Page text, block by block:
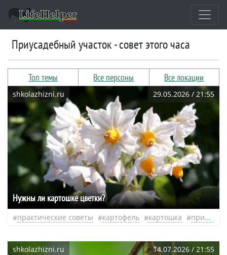
приусадебный участок - совет этого часа
Топ темы Все персоны Все локации
shkolazhizni.ru 29.05.2026 / 21:55
Нужны ли картошке цветки?
практические советы картофель картошка приусадебный участок
shkolazhizni.ru 14.07.2026 / 21:55